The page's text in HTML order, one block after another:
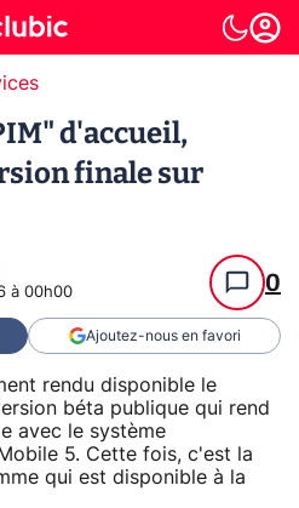
d'accueil,
finale sur
à 00h00 0
Ajoutez-nous en favori
rendu disponible le
béta publique qui rend
avec le système
5. Cette fois, c'est la
qui est disponible à la